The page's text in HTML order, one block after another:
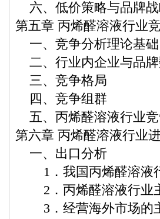
六、低价策略与品牌
第五章 丙烯醛溶液行业
一、竞争分析理论基础
二、行业内企业与品
三、竞争格局
四、竞争组群
五、丙烯醛溶液行业竞
第六章 丙烯醛溶液行业
一、出口分析
1．我国丙烯醛溶液
2．丙烯醛溶液行业
3．经营海外市场的